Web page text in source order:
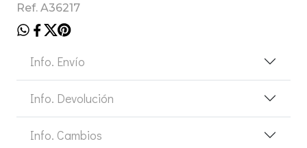
Ref. A36217
Info. Envío
Info. Devolución
Info. Cambios